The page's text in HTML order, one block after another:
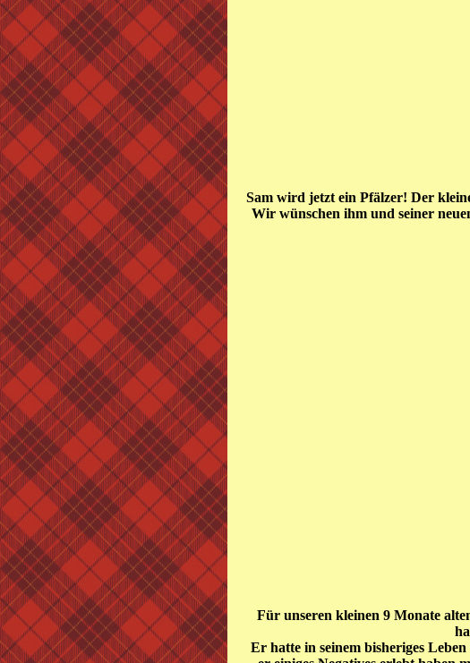
Sam wird jetzt ein Pfälzer! Der
Wir wünschen ihm und seiner
Für unseren kleinen 9 Monate
Er hatte in seinem bisheriges